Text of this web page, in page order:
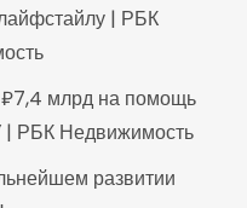
| РБК
млрд на помощь
| РБК Недвижимость
развитии